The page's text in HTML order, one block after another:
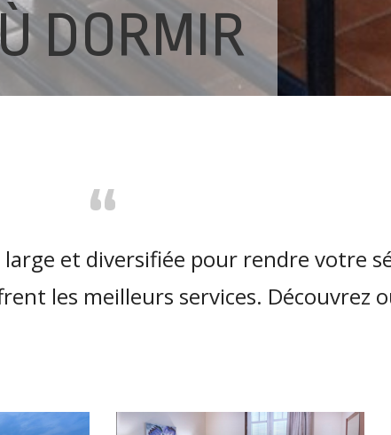
DORMIR
“
et diversifiée pour rendre votre
les meilleurs services. Découvrez